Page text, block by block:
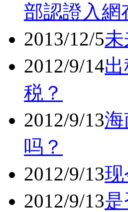
部認證入網
2013/12/5
2012/9/14
税？
2012/9/13
吗？
2012/9/13
2012/9/13